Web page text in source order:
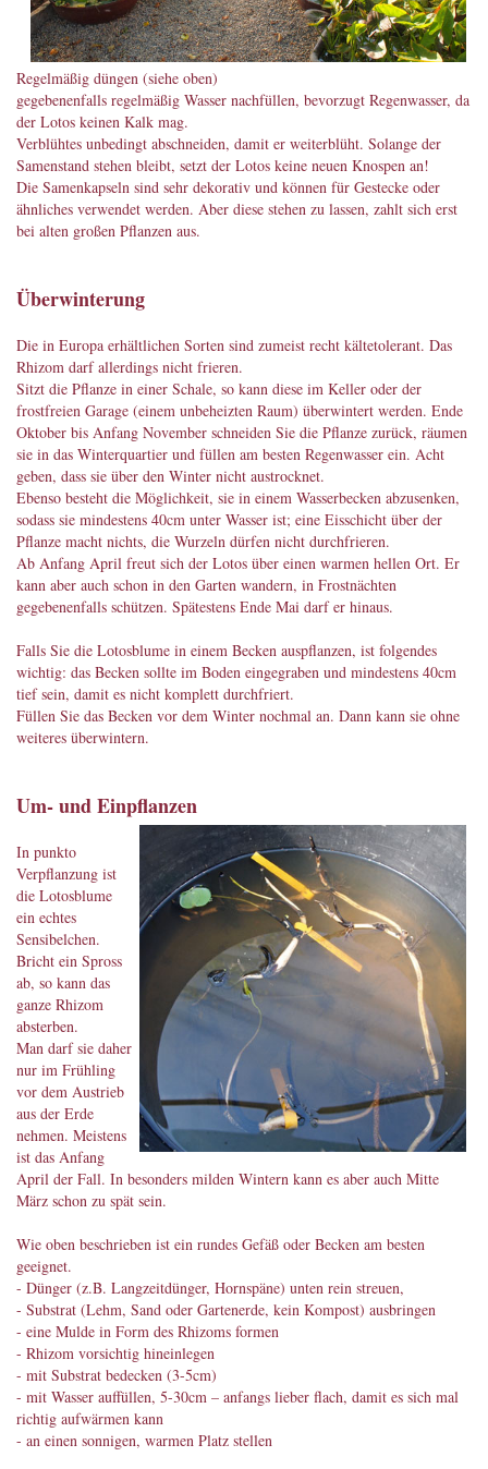
Regelmäßig düngen (siehe oben)
gegebenenfalls regelmäßig Wasser nachfüllen, bevorzugt Regenwasser, da
der Lotos keinen Kalk mag.
Verblühtes unbedingt abschneiden, damit er weiterblüht. Solange der
Samenstand stehen bleibt, setzt der Lotos keine neuen Knospen an!
Die Samenkapseln sind sehr dekorativ und können für Gestecke oder
ähnliches verwendet werden. Aber diese stehen zu lassen, zahlt sich erst
bei alten großen Pflanzen aus.
Überwinterung
Die in Europa erhältlichen Sorten sind zumeist recht kältetolerant. Das
Rhizom darf allerdings nicht frieren.
Sitzt die Pflanze in einer Schale, so kann diese im Keller oder der
frostfreien Garage (einem unbeheizten Raum) überwintert werden. Ende
Oktober bis Anfang November schneiden Sie die Pflanze zurück, räumen
sie in das Winterquartier und füllen am besten Regenwasser ein. Acht
geben, dass sie über den Winter nicht austrocknet.
Ebenso besteht die Möglichkeit, sie in einem Wasserbecken abzusenken,
sodass sie mindestens 40cm unter Wasser ist; eine Eisschicht über der
Pflanze macht nichts, die Wurzeln dürfen nicht durchfrieren.
Ab Anfang April freut sich der Lotos über einen warmen hellen Ort. Er
kann aber auch schon in den Garten wandern, in Frostnächten
gegebenenfalls schützen. Spätestens Ende Mai darf er hinaus.
Falls Sie die Lotosblume in einem Becken auspflanzen, ist folgendes
wichtig: das Becken sollte im Boden eingegraben und mindestens 40cm
tief sein, damit es nicht komplett durchfriert.
Füllen Sie das Becken vor dem Winter nochmal an. Dann kann sie ohne
weiteres überwintern.
Um- und Einpflanzen
In punkto
Verpflanzung ist
die Lotosblume
ein echtes
Sensibelchen.
Bricht ein Spross
ab, so kann das
ganze Rhizom
absterben.
Man darf sie daher
nur im Frühling
vor dem Austrieb
aus der Erde
nehmen. Meistens
ist das Anfang
April der Fall. In besonders milden Wintern kann es aber auch Mitte
März schon zu spät sein.
Wie oben beschrieben ist ein rundes Gefäß oder Becken am besten
geeignet.
- Dünger (z.B. Langzeitdünger, Hornspäne) unten rein streuen,
- Substrat (Lehm, Sand oder Gartenerde, kein Kompost) ausbringen
- eine Mulde in Form des Rhizoms formen
- Rhizom vorsichtig hineinlegen
- mit Substrat bedecken (3-5cm)
- mit Wasser auffüllen, 5-30cm – anfangs lieber flach, damit es sich mal
richtig aufwärmen kann
- an einen sonnigen, warmen Platz stellen